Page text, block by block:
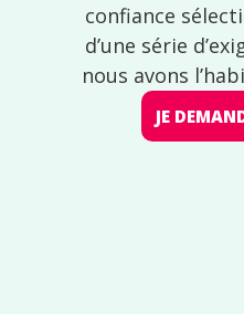
confiance
d’une série
nous avons
JE